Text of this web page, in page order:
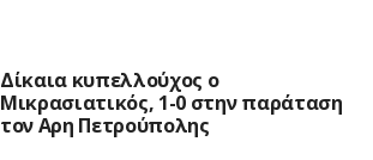
Δίκαια κυπελλούχος ο
Μικρασιατικός, 1-0 στην παράταση
τον Αρη Πετρούπολης